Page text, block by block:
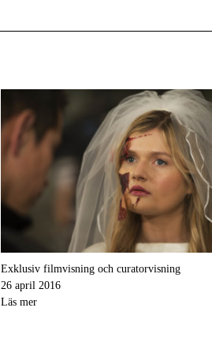
Exklusiv filmvisning och curatorvisning
26 april 2016
Läs mer